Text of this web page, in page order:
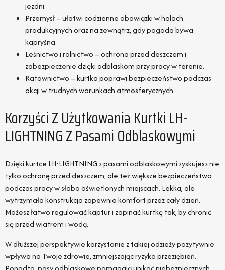
jezdni.
Przemysł – ułatwi codzienne obowiązki w halach
produkcyjnych oraz na zewnątrz, gdy pogoda bywa
kapryśna.
Leśnictwo i rolnictwo – ochrona przed deszczem i
zabezpieczenie dzięki odblaskom przy pracy w terenie.
Ratownictwo – kurtka poprawi bezpieczeństwo podczas
akcji w trudnych warunkach atmosferycznych.
Korzyści Z Użytkowania Kurtki LH-
LIGHTNING Z Pasami Odblaskowymi
Dzięki kurtce LH-LIGHTNING z pasami odblaskowymi zyskujesz nie
tylko ochronę przed deszczem, ale też większe bezpieczeństwo
podczas pracy w słabo oświetlonych miejscach. Lekka, ale
wytrzymała konstrukcja zapewnia komfort przez cały dzień.
Możesz łatwo regulować kaptur i zapinać kurtkę tak, by chronić
się przed wiatrem i wodą.
W dłuższej perspektywie korzystanie z takiej odzieży pozytywnie
wpływa na Twoje zdrowie, zmniejszając ryzyko przeziębień.